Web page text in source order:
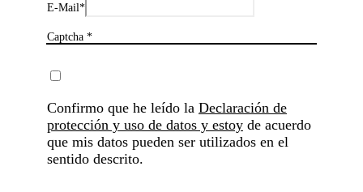
E-Mail*
Captcha *
Confirmo que he leído la Declaración de
protección y uso de datos y estoy de acuerdo
que mis datos pueden ser utilizados en el
sentido descrito.